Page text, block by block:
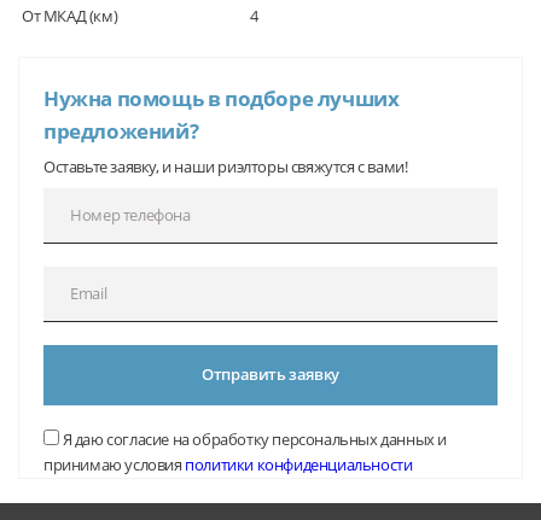
От МКАД (км)
4
Нужна помощь в подборе лучших
предложений?
Оставьте заявку, и наши риэлторы свяжутся с вами!
Отправить заявку
Я даю согласие на обработку персональных данных и
принимаю условия политики конфиденциальности